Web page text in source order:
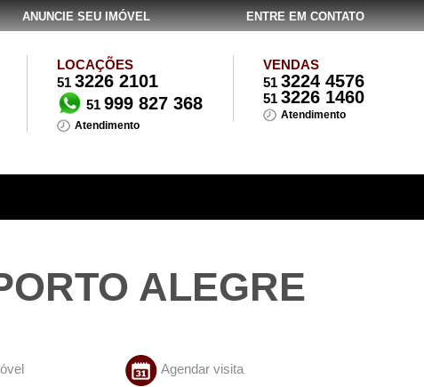
ENTRE EM CONTATO
ANUNCIE SEU IMÓVEL
VENDAS
51 3224 4576
51 3226 1460
Atendimento
LOCAÇÕES
513226 2101
51999 827 368
Atendimento
ALEGRE
Agendar visita